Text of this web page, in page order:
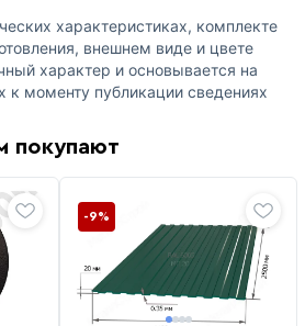
характеристиках, комплекте
внешнем виде и цвете
характер и основывается на
к моменту публикации сведениях
покупают
-9%